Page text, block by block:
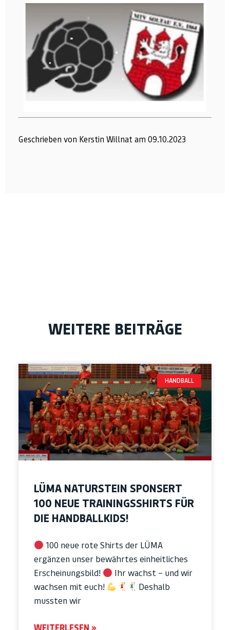
Geschrieben von Kerstin Willnat am 09.10.2023
WEITERE BEITRÄGE
HANDBALL
LÜMA NATURSTEIN SPONSERT
100 NEUE TRAININGSSHIRTS FÜR
DIE HANDBALLKIDS!
100 neue rote Shirts der LÜMA
ergänzen unser bewährtes einheitliches
Erscheinungsbild!
Ihr wachst – und wir
wachsen mit euch!
Deshalb
mussten wir
WEITERLESEN »